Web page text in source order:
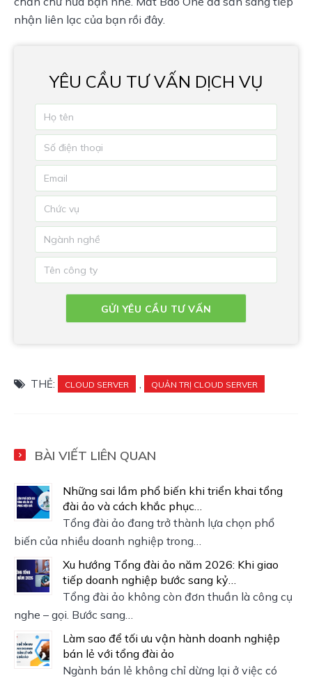
nhận liên lạc của bạn rồi đây.
YÊU CẦU TƯ VẤN DỊCH VỤ
THẺ: CLOUD SERVER QUẢN TRỊ CLOUD SERVER
BÀI VIẾT LIÊN QUAN
Những sai lầm phổ biến khi triển khai tổng
đài ảo và cách khắc phục…
Tổng đài ảo đang trở thành lựa chọn phổ
biến của nhiều doanh nghiệp trong…
Xu hướng Tổng đài ảo năm 2026: Khi giao
tiếp doanh nghiệp bước sang kỷ…
Tổng đài ảo không còn đơn thuần là công cụ
nghe – gọi. Bước sang…
Làm sao để tối ưu vận hành doanh nghiệp
bán lẻ với tổng đài ảo
Ngành bán lẻ không chỉ dừng lại ở việc có